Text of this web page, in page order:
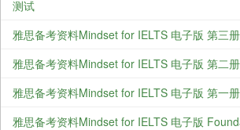
测试
雅思备考资料Mindset for IELTS 电子版 第三
雅思备考资料Mindset for IELTS 电子版 第二
雅思备考资料Mindset for IELTS 电子版 第一册
雅思备考资料Mindset for IELTS 电子版